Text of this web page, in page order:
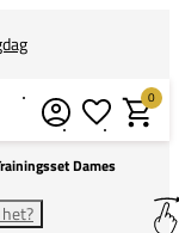
0
Dames